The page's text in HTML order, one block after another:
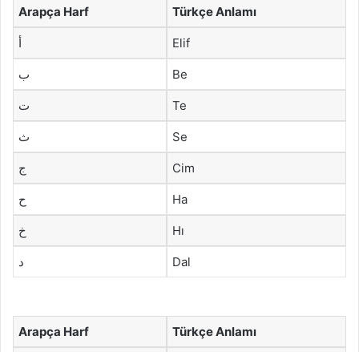
Arapça Harf Türkçe Anlamı
أ Elif
ب Be
ت Te
ث Se
ج Cim
ح Ha
خ Hı
د Dal
Arapça Harf Türkçe Anlamı